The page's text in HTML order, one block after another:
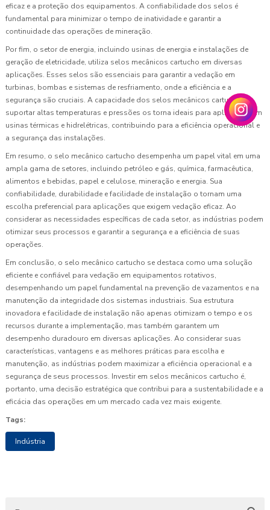
eficaz e a proteção dos equipamentos. A confiabilidade dos selos é
fundamental para minimizar o tempo de inatividade e garantir a
continuidade das operações de mineração.
Por fim, o setor de energia, incluindo usinas de energia e instalações de
geração de eletricidade, utiliza selos mecânicos cartucho em diversas
aplicações. Esses selos são essenciais para garantir a vedação em
turbinas, bombas e sistemas de resfriamento, onde a eficiência e a
segurança são cruciais. A capacidade dos selos mecânicos cartucho de
suportar altas temperaturas e pressões os torna ideais para aplicações em
usinas térmicas e hidrelétricas, contribuindo para a eficiência operacional e
a segurança das instalações.
Em resumo, o selo mecânico cartucho desempenha um papel vital em uma
ampla gama de setores, incluindo petróleo e gás, química, farmacêutica,
alimentos e bebidas, papel e celulose, mineração e energia. Sua
confiabilidade, durabilidade e facilidade de instalação o tornam uma
escolha preferencial para aplicações que exigem vedação eficaz. Ao
considerar as necessidades específicas de cada setor, as indústrias podem
otimizar seus processos e garantir a segurança e a eficiência de suas
operações.
Em conclusão, o selo mecânico cartucho se destaca como uma solução
eficiente e confiável para vedação em equipamentos rotativos,
desempenhando um papel fundamental na prevenção de vazamentos e na
manutenção da integridade dos sistemas industriais. Sua estrutura
inovadora e facilidade de instalação não apenas otimizam o tempo e os
recursos durante a implementação, mas também garantem um
desempenho duradouro em diversas aplicações. Ao considerar suas
características, vantagens e as melhores práticas para escolha e
manutenção, as indústrias podem maximizar a eficiência operacional e a
segurança de seus processos. Investir em selos mecânicos cartucho é,
portanto, uma decisão estratégica que contribui para a sustentabilidade e a
eficácia das operações em um mercado cada vez mais exigente.
Tags:
Indústria